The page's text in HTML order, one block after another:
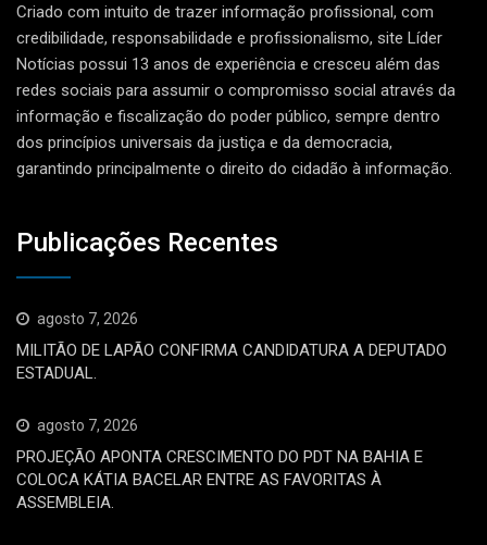
Criado com intuito de trazer informação profissional, com
credibilidade, responsabilidade e profissionalismo, site Líder
Notícias possui 13 anos de experiência e cresceu além das
redes sociais para assumir o compromisso social através da
informação e fiscalização do poder público, sempre dentro
dos princípios universais da justiça e da democracia,
garantindo principalmente o direito do cidadão à informação.
Publicações Recentes
agosto 7, 2026
MILITÃO DE LAPÃO CONFIRMA CANDIDATURA A DEPUTADO
ESTADUAL.
agosto 7, 2026
PROJEÇÃO APONTA CRESCIMENTO DO PDT NA BAHIA E
COLOCA KÁTIA BACELAR ENTRE AS FAVORITAS À
ASSEMBLEIA.